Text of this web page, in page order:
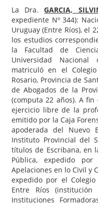
La Dra.GARCIA,
expediente Nº 344):
Uruguay (Entre Ríos), el
los estudios
la Facultad de
Universidad
matriculó en el
Rosario, Provincia de
de Abogados de la
(computa 22 años). A
ejercicio libre de la
emitido por la Caja
apoderada del Nuevo
Instituto Provincial del
títulos de Escribana, en
Pública, expedido
Apelaciones en lo Civil y
expedido por el
Entre Ríos
Instituciones